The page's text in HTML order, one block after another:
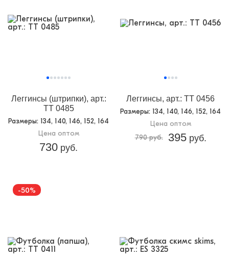
Леггинсы (штрипки), арт.:
TT 0485
Размеры: 134, 140, 146, 152, 164
Цена оптом
730 руб.
Леггинсы, арт.: TT 0456
Размеры: 134, 140, 146, 152, 164
Цена оптом
790 руб.
395руб.
-50%